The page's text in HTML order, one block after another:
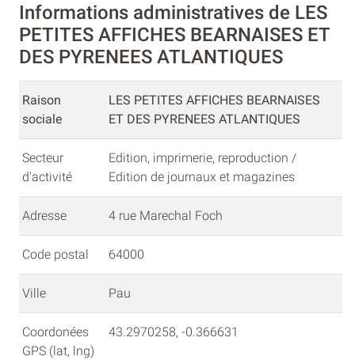
Informations administratives de LES
PETITES AFFICHES BEARNAISES ET
DES PYRENEES ATLANTIQUES
Raison
sociale
LES PETITES AFFICHES BEARNAISES
ET DES PYRENEES ATLANTIQUES
Secteur
d'activité
Edition, imprimerie, reproduction /
Edition de journaux et magazines
Adresse 4 rue Marechal Foch
Code postal 64000
Ville Pau
Coordonées
GPS (lat, lng)
43.2970258, -0.366631